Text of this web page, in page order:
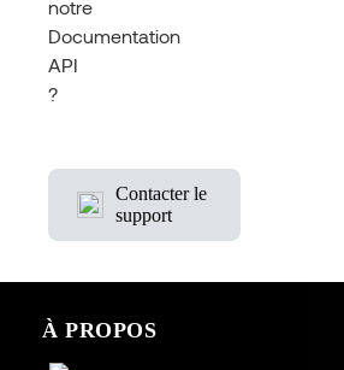
notre
Documentation
API
?
Contacter le
support
À PROPOS